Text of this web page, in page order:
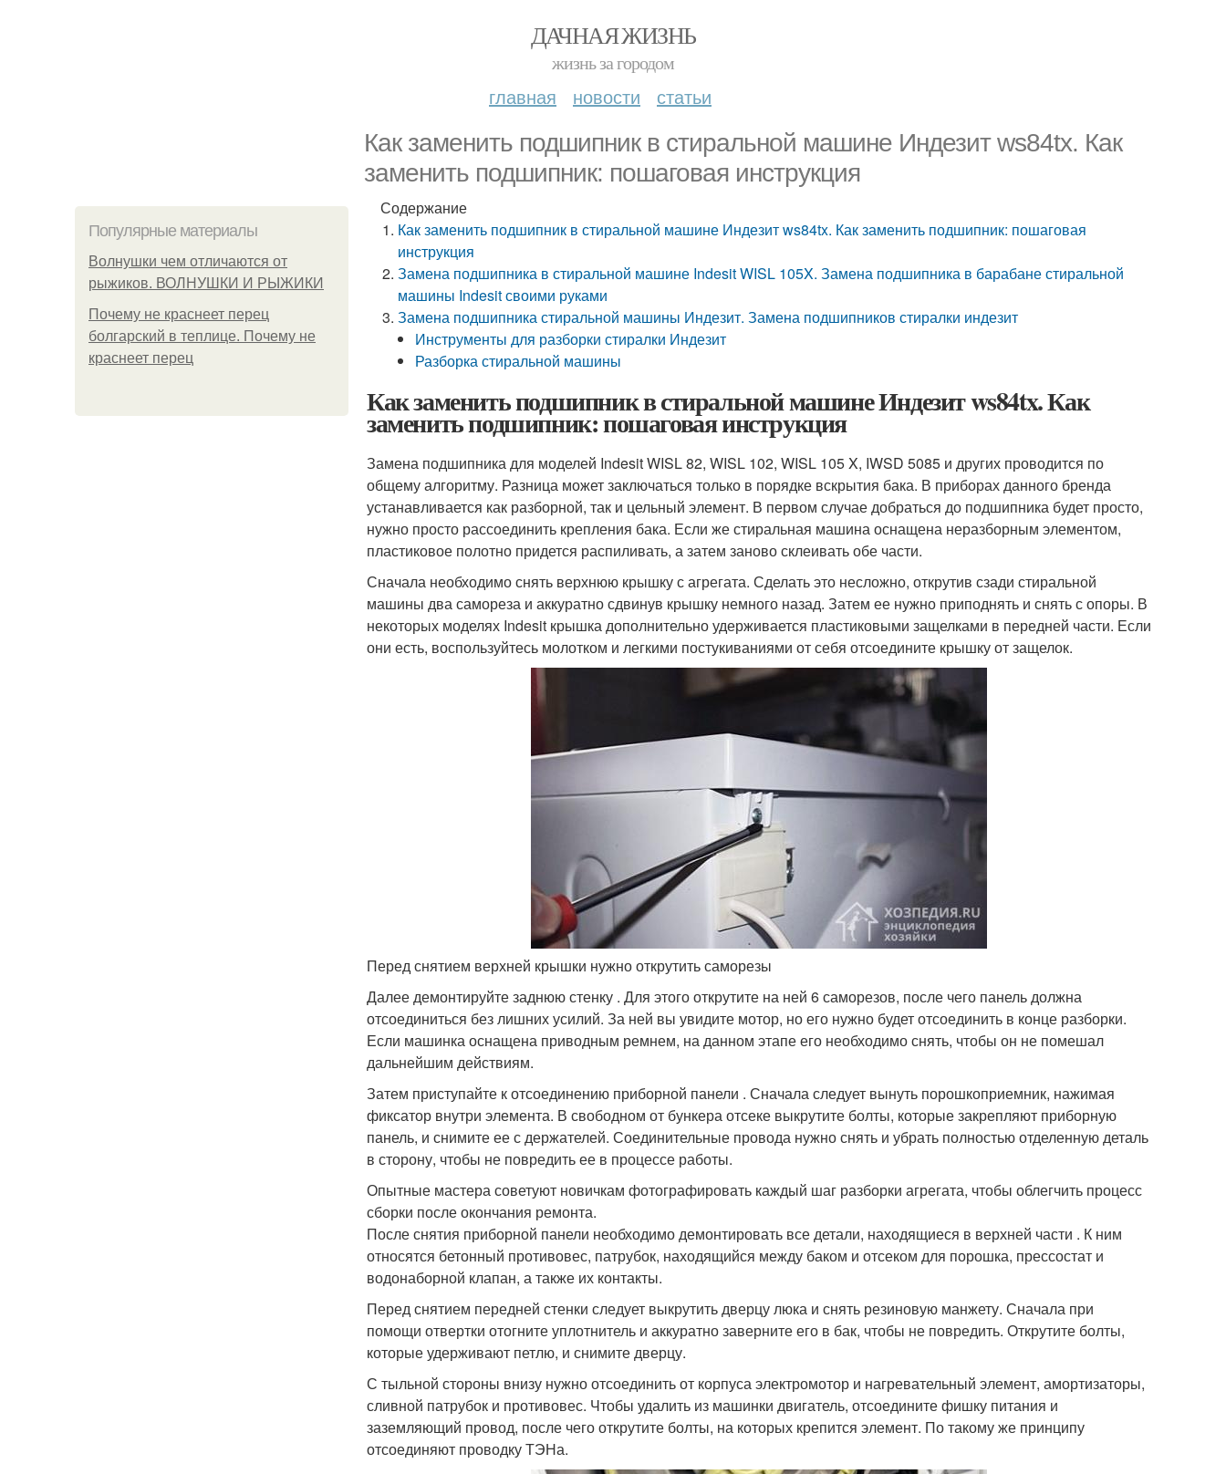
ДАЧНАЯ ЖИЗНЬ
жизнь за городом
главная новости статьи
Как заменить подшипник в стиральной машине Индезит ws84tx. Как
заменить подшипник: пошаговая инструкция
Популярные материалы
Волнушки чем отличаются от
рыжиков. ВОЛНУШКИ И РЫЖИКИ
Почему не краснеет перец
болгарский в теплице. Почему не
краснеет перец
Содержание
Как заменить подшипник в стиральной машине Индезит ws84tx. Как заменить подшипник: пошаговая
инструкция
Замена подшипника в стиральной машине Indesit WISL 105X. Замена подшипника в барабане стиральной
машины Indesit своими руками
Замена подшипника стиральной машины Индезит. Замена подшипников стиралки индезит
Инструменты для разборки стиралки Индезит
Разборка стиральной машины
Как заменить подшипник в стиральной машине Индезит ws84tx. Как
заменить подшипник: пошаговая инструкция
Замена подшипника для моделей Indesit WISL 82, WISL 102, WISL 105 X, IWSD 5085 и других проводится по
общему алгоритму. Разница может заключаться только в порядке вскрытия бака. В приборах данного бренда
устанавливается как разборной, так и цельный элемент. В первом случае добраться до подшипника будет просто,
нужно просто рассоединить крепления бака. Если же стиральная машина оснащена неразборным элементом,
пластиковое полотно придется распиливать, а затем заново склеивать обе части.
Сначала необходимо снять верхнюю крышку с агрегата. Сделать это несложно, открутив сзади стиральной
машины два самореза и аккуратно сдвинув крышку немного назад. Затем ее нужно приподнять и снять с опоры. В
некоторых моделях Indesit крышка дополнительно удерживается пластиковыми защелками в передней части. Если
они есть, воспользуйтесь молотком и легкими постукиваниями от себя отсоедините крышку от защелок.
Перед снятием верхней крышки нужно открутить саморезы
Далее демонтируйте заднюю стенку . Для этого открутите на ней 6 саморезов, после чего панель должна
отсоединиться без лишних усилий. За ней вы увидите мотор, но его нужно будет отсоединить в конце разборки.
Если машинка оснащена приводным ремнем, на данном этапе его необходимо снять, чтобы он не помешал
дальнейшим действиям.
Затем приступайте к отсоединению приборной панели . Сначала следует вынуть порошкоприемник, нажимая
фиксатор внутри элемента. В свободном от бункера отсеке выкрутите болты, которые закрепляют приборную
панель, и снимите ее с держателей. Соединительные провода нужно снять и убрать полностью отделенную деталь
в сторону, чтобы не повредить ее в процессе работы.
Опытные мастера советуют новичкам фотографировать каждый шаг разборки агрегата, чтобы облегчить процесс
сборки после окончания ремонта.
После снятия приборной панели необходимо демонтировать все детали, находящиеся в верхней части . К ним
относятся бетонный противовес, патрубок, находящийся между баком и отсеком для порошка, прессостат и
водонаборной клапан, а также их контакты.
Перед снятием передней стенки следует выкрутить дверцу люка и снять резиновую манжету. Сначала при
помощи отвертки отогните уплотнитель и аккуратно заверните его в бак, чтобы не повредить. Открутите болты,
которые удерживают петлю, и снимите дверцу.
С тыльной стороны внизу нужно отсоединить от корпуса электромотор и нагревательный элемент, амортизаторы,
сливной патрубок и противовес. Чтобы удалить из машинки двигатель, отсоедините фишку питания и
заземляющий провод, после чего открутите болты, на которых крепится элемент. По такому же принципу
отсоединяют проводку ТЭНа.